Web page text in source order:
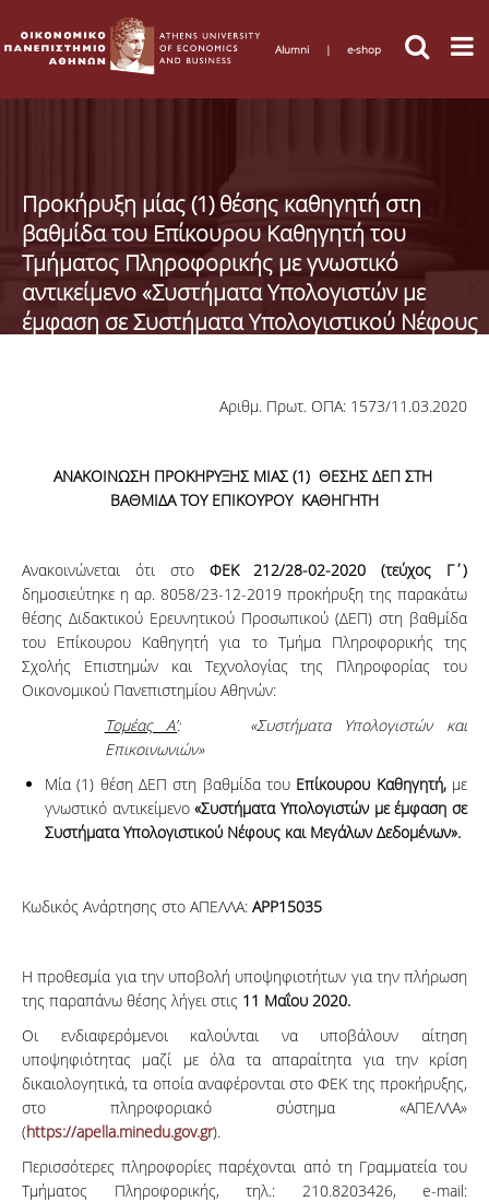
Alumni | e-shop
Προκήρυξη μίας (1) θέσης καθηγητή στη
βαθμίδα του Επίκουρου Καθηγητή του
Τμήματος Πληροφορικής με γνωστικό
αντικείμενο «Συστήματα Υπολογιστών με
έμφαση σε Συστήματα Υπολογιστικού Νέφους
Αριθμ. Πρωτ. ΟΠΑ: 1573/11.03.2020
ΑΝΑΚΟΙΝΩΣΗ ΠΡΟΚΗΡΥΞΗΣ ΜΙΑΣ (1) ΘΕΣΗΣ ΔΕΠ ΣΤΗ
ΒΑΘΜΙΔΑ ΤΟΥ ΕΠΙΚΟΥΡΟΥ ΚΑΘΗΓΗΤΗ
Ανακοινώνεται ότι στο ΦΕΚ 212/28-02-2020 (τεύχος Γ΄)
δημοσιεύτηκε η αρ. 8058/23-12-2019 προκήρυξη της παρακάτω
θέσης Διδακτικού Ερευνητικού Προσωπικού (ΔΕΠ) στη βαθμίδα
του Επίκουρου Καθηγητή για το Τμήμα Πληροφορικής της
Σχολής Επιστημών και Τεχνολογίας της Πληροφορίας του
Οικονομικού Πανεπιστημίου Αθηνών:
Τομέας Α’: «Συστήματα Υπολογιστών και
Επικοινωνιών»
Μία (1) θέση ΔΕΠ στη βαθμίδα του Επίκουρου Καθηγητή, με
γνωστικό αντικείμενο«Συστήματα Υπολογιστών με έμφαση σε
Συστήματα Υπολογιστικού Νέφους και Μεγάλων Δεδομένων».
Κωδικός Ανάρτησης στο ΑΠΕΛΛΑ: APP15035
Η προθεσμία για την υποβολή υποψηφιοτήτων για την πλήρωση
της παραπάνω θέσης λήγει στις 11 Μαΐου 2020.
Οι ενδιαφερόμενοι καλούνται να υποβάλουν αίτηση
υποψηφιότητας μαζί με όλα τα απαραίτητα για την κρίση
δικαιολογητικά, τα οποία αναφέρονται στο ΦΕΚ της προκήρυξης,
στο πληροφοριακό σύστημα «ΑΠΕΛΛΑ»
(https://apella.minedu.gov.gr).
Περισσότερες πληροφορίες παρέχονται από τη Γραμματεία του
Τμήματος Πληροφορικής, τηλ.: 210.8203426, e-mail: